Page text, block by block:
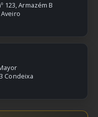
123, Armazém B
Condeixa